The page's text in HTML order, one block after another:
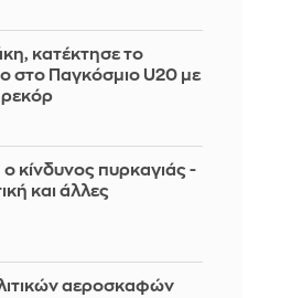
κατέκτησε το
στο Παγκόσμιο U20 με
ρεκόρ
κίνδυνος πυρκαγιάς -
και άλλες
αεροσκαφών